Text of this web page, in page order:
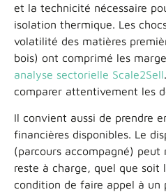
et la technicité nécessaire
isolation thermique. Les
volatilité des matières
bois) ont comprimé les
analyse sectorielle Scale2Sell
comparer attentivement les
Il convient aussi de prendre
financières disponibles. Le
(parcours accompagné) peut
reste à charge, quel que soit
condition de faire appel à un